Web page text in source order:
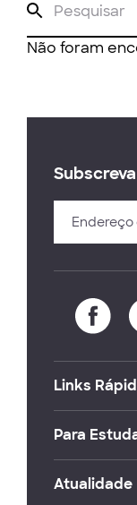
Não foram
Links
Para
Atualidade